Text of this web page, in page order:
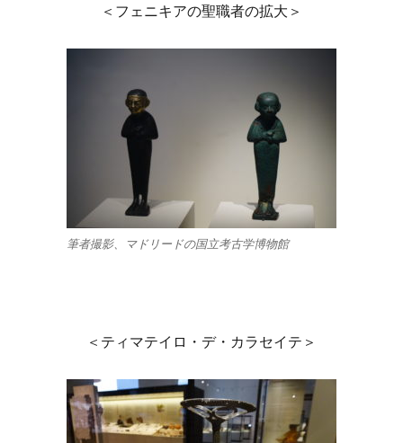
＜フェニキアの聖職者の拡大＞
筆者撮影、マドリードの国立考古学博物館
＜ティマテイロ・デ・カラセイテ＞